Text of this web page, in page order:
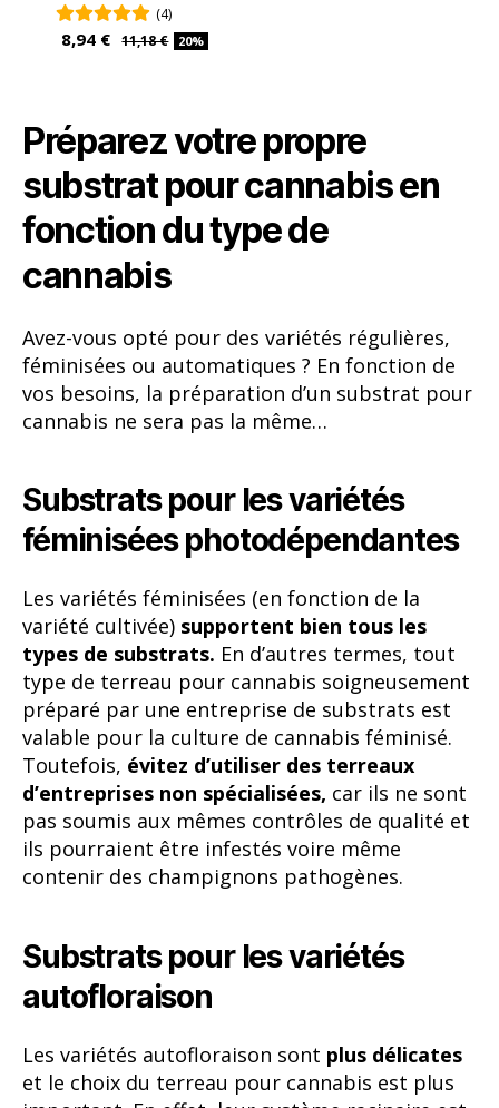
(4)
8,94 € 11,18 € 20%
Préparez votre propre
substrat pour cannabis en
fonction du type de
cannabis
Avez-vous opté pour des variétés régulières,
féminisées ou automatiques ? En fonction de
vos besoins, la préparation d’un substrat pour
cannabis ne sera pas la même…
Substrats pour les variétés
féminisées photodépendantes
Les variétés féminisées (en fonction de la
variété cultivée) supportent bien tous les
types de substrats. En d’autres termes, tout
type de terreau pour cannabis soigneusement
préparé par une entreprise de substrats est
valable pour la culture de cannabis féminisé.
Toutefois, évitez d’utiliser des terreaux
d’entreprises non spécialisées, car ils ne sont
pas soumis aux mêmes contrôles de qualité et
ils pourraient être infestés voire même
contenir des champignons pathogènes.
Substrats pour les variétés
autofloraison
Les variétés autofloraison sont plus délicates
et le choix du terreau pour cannabis est plus